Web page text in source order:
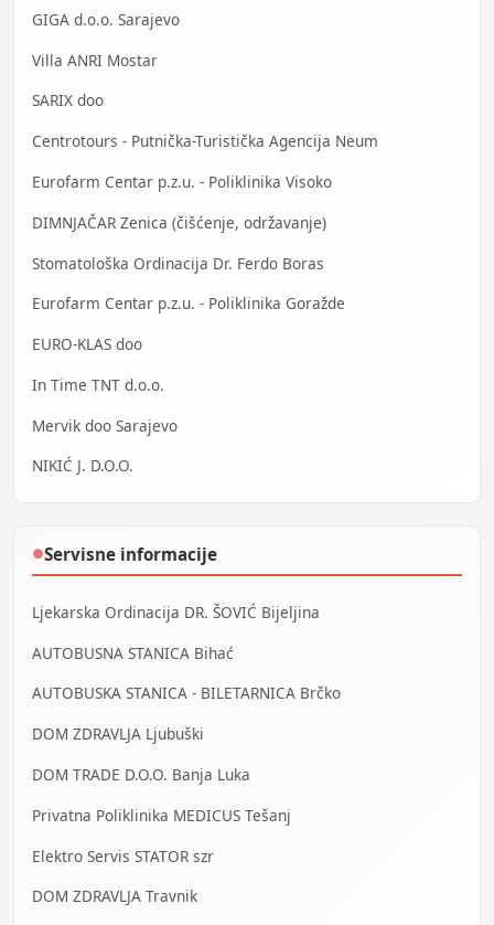
GIGA d.o.o. Sarajevo
Villa ANRI Mostar
SARIX doo
Centrotours - Putnička-Turistička Agencija Neum
Eurofarm Centar p.z.u. - Poliklinika Visoko
DIMNJAČAR Zenica (čišćenje, održavanje)
Stomatološka Ordinacija Dr. Ferdo Boras
Eurofarm Centar p.z.u. - Poliklinika Goražde
EURO-KLAS doo
In Time TNT d.o.o.
Mervik doo Sarajevo
NIKIĆ J. D.O.O.
●Servisne informacije
Ljekarska Ordinacija DR. ŠOVIĆ Bijeljina
AUTOBUSNA STANICA Bihać
AUTOBUSKA STANICA - BILETARNICA Brčko
DOM ZDRAVLJA Ljubuški
DOM TRADE D.O.O. Banja Luka
Privatna Poliklinika MEDICUS Tešanj
Elektro Servis STATOR szr
DOM ZDRAVLJA Travnik